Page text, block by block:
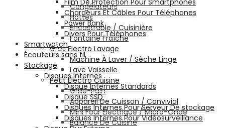
Congélateurs
Hottes
Encastrable / Cuisinière
Fontaine Fraîche
Gros Electro Lavage
Machine À Laver / Sèche Linge
Lave Vaisselle
Petit Electro Cuisine
Grille-Pain
Appareil De Cuisson / Convivial
Mini Four Électrique / Micro-Onde
Balance De Cuisine
Chargeurs Et Câbles Pour Téléphones
Power Bank
Divers Pour Téléphones
Smartwatch
Écouteurs sans fil
Stockage
Disques Internes
Disque Internes Standards
Disque SSD
Disques Internes Pour Serveur De stockage
Disques Internes Pour Vidéosurveillance